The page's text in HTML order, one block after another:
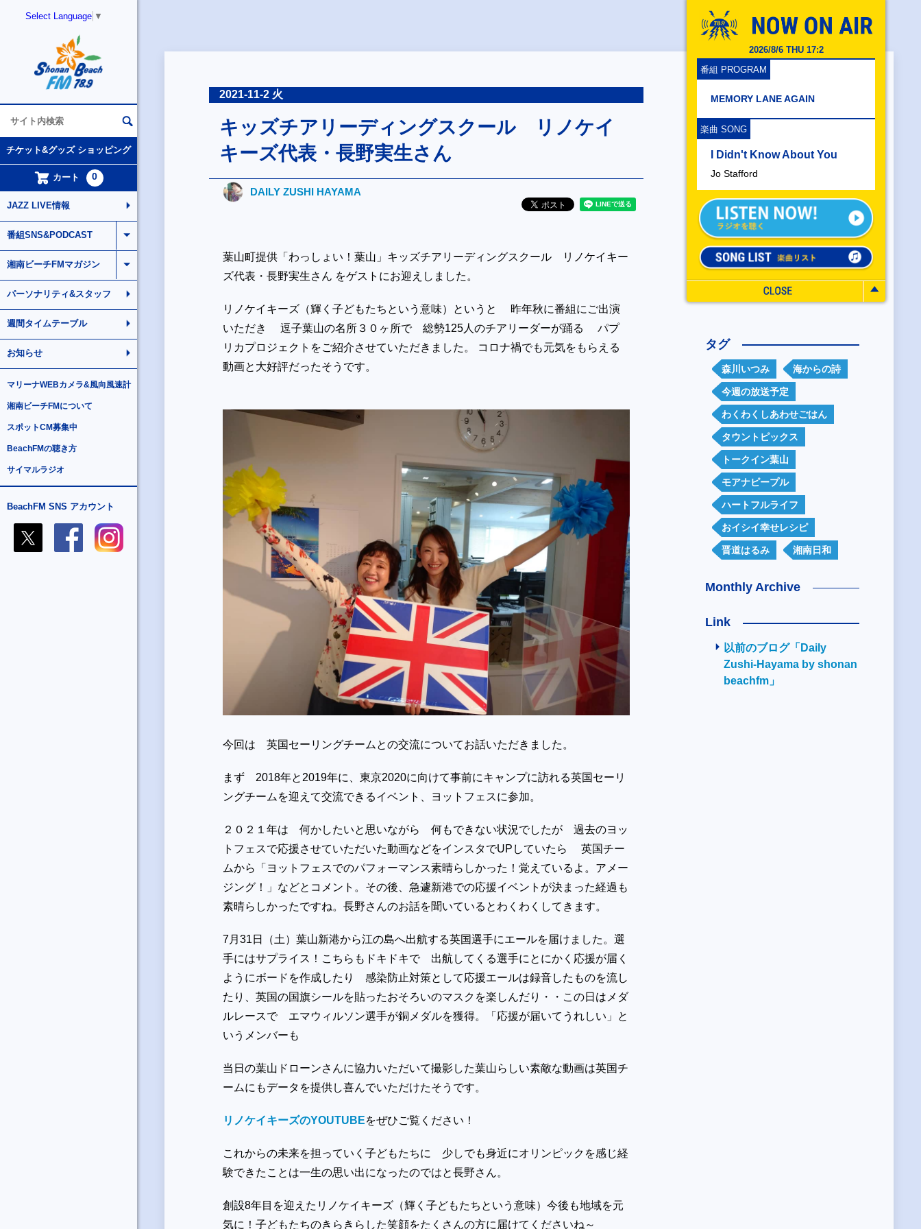
Select Language ▼
2026/8/6 THU 17:2
番組 PROGRAM
MEMORY LANE AGAIN
楽曲 SONG
I Didn't Know About You
Jo Stafford
チケット&グッズ ショッピング
カート 0
JAZZ LIVE情報
番組SNS&PODCAST
湘南ビーチFMマガジン
パーソナリティ&スタッフ
週間タイムテーブル
お知らせ
マリーナWEBカメラ&風向風速計
湘南ビーチFMについて
スポットCM募集中
BeachFMの聴き方
サイマルラジオ
BeachFM SNS アカウント
2021-11-2 火
キッズチアリーディングスクール リノケイ
キーズ代表・長野実生さん
DAILY ZUSHI HAYAMA
葉山町提供「わっしょい！葉山」キッズチアリーディングスクール リノケイキー
ズ代表・長野実生さん をゲストにお迎えしました。
リノケイキーズ（輝く子どもたちという意味）というと 昨年秋に番組にご出演
いただき 逗子葉山の名所３０ヶ所で 総勢125人のチアリーダーが踊る パプ
リカプロジェクトをご紹介させていただきました。 コロナ禍でも元気をもらえる
動画と大好評だったそうです。
今回は 英国セーリングチームとの交流についてお話いただきました。
まず 2018年と2019年に、東京2020に向けて事前にキャンプに訪れる英国セーリ
ングチームを迎えて交流できるイベント、ヨットフェスに参加。
２０２１年は 何かしたいと思いながら 何もできない状況でしたが 過去のヨッ
トフェスで応援させていただいた動画などをインスタでUPしていたら 英国チー
ムから「ヨットフェスでのパフォーマンス素晴らしかった！覚えているよ。アメー
ジング！」などとコメント。その後、急遽新港での応援イベントが決まった経過も
素晴らしかったですね。長野さんのお話を聞いているとわくわくしてきます。
7月31日（土）葉山新港から江の島へ出航する英国選手にエールを届けました。選
手にはサプライス！こちらもドキドキで 出航してくる選手にとにかく応援が届く
ようにボードを作成したり 感染防止対策として応援エールは録音したものを流し
たり、英国の国旗シールを貼ったおそろいのマスクを楽しんだり・・この日はメダ
ルレースで エマウィルソン選手が銅メダルを獲得。「応援が届いてうれしい」と
いうメンバーも
当日の葉山ドローンさんに協力いただいて撮影した葉山らしい素敵な動画は英国チ
ームにもデータを提供し喜んでいただけたそうです。
リノケイキーズのYOUTUBEをぜひご覧ください！
これからの未来を担っていく子どもたちに 少しでも身近にオリンピックを感じ経
験できたことは一生の思い出になったのではと長野さん。
創設8年目を迎えたリノケイキーズ（輝く子どもたちという意味）今後も地域を元
気に！子どもたちのきらきらした笑顔をたくさんの方に届けてくださいね～
タグ
森川いつみ 海からの詩
今週の放送予定
わくわくしあわせごはん
タウントピックス
トークイン葉山
モアナピープル
ハートフルライフ
おイシイ幸せレシピ
晋道はるみ 湘南日和
Monthly Archive
Link
以前のブログ「Daily
Zushi-Hayama by shonan
beachfm」